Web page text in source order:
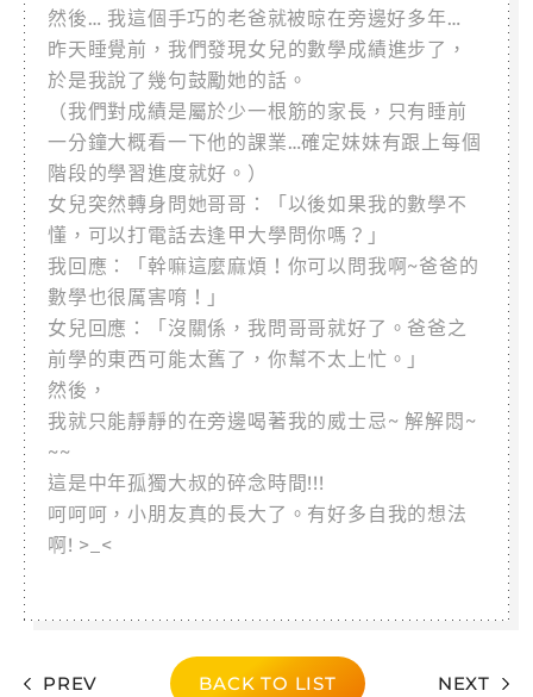
然後… 我這個手巧的老爸就被晾在旁邊好多年…
昨天睡覺前，我們發現女兒的數學成績進步了，
於是我說了幾句鼓勵她的話。
（我們對成績是屬於少一根筋的家長，只有睡前
一分鐘大概看一下他的課業…確定妹妹有跟上每個
階段的學習進度就好。）
女兒突然轉身問她哥哥：「以後如果我的數學不
懂，可以打電話去逢甲大學問你嗎？」
我回應：「幹嘛這麼麻煩！你可以問我啊~爸爸的
數學也很厲害唷！」
女兒回應：「沒關係，我問哥哥就好了。爸爸之
前學的東西可能太舊了，你幫不太上忙。」
然後，
我就只能靜靜的在旁邊喝著我的威士忌~ 解解悶~
~~
這是中年孤獨大叔的碎念時間!!!
呵呵呵，小朋友真的長大了。有好多自我的想法
啊! >_<
PREV BACK TO LIST NEXT